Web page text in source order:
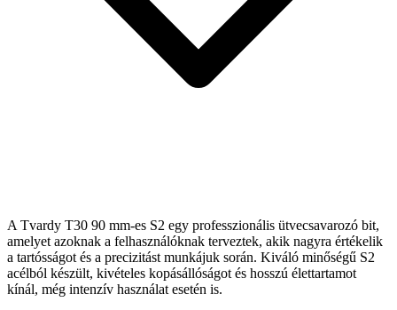
A Tvardy T30 90 mm-es S2 egy professzionális ütvecsavarozó bit,
amelyet azoknak a felhasználóknak terveztek, akik nagyra értékelik
a tartósságot és a precizitást munkájuk során. Kiváló minőségű S2
acélból készült, kivételes kopásállóságot és hosszú élettartamot
kínál, még intenzív használat esetén is.